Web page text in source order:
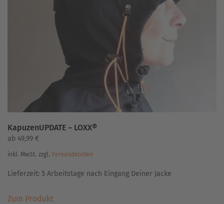
auf
der
Produktseite
gewählt
werden
KapuzenUPDATE – LOXX®
ab 49,99 €
inkl. MwSt. zzgl. Versandkosten
Lieferzeit: 5 Arbeitstage nach Eingang Deiner Jacke
Zum ProduktProdukt